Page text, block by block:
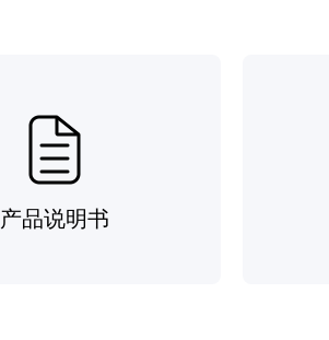
产品说明书